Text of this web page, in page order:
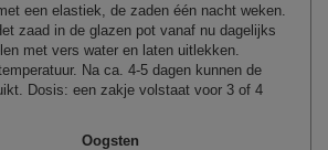
een elastiek, de zaden één nacht weken.
zaad in de glazen pot vanaf nu dagelijks
met vers water en laten uitlekken.
Na ca. 4‑5 dagen kunnen de
Dosis: een zakje volstaat voor 3 of 4
Oogsten